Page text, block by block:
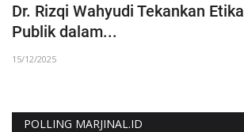
Dr. Rizqi Wahyudi Tekankan
Publik dalam...
15/12/2025
POLLING MARJINAL.ID